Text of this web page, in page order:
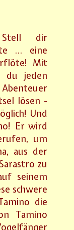
Stell dir
… eine
Mit
du jeden
lösen -
Und
Er wird
um
aus der
zu
seinem
schwere
die
Tamino